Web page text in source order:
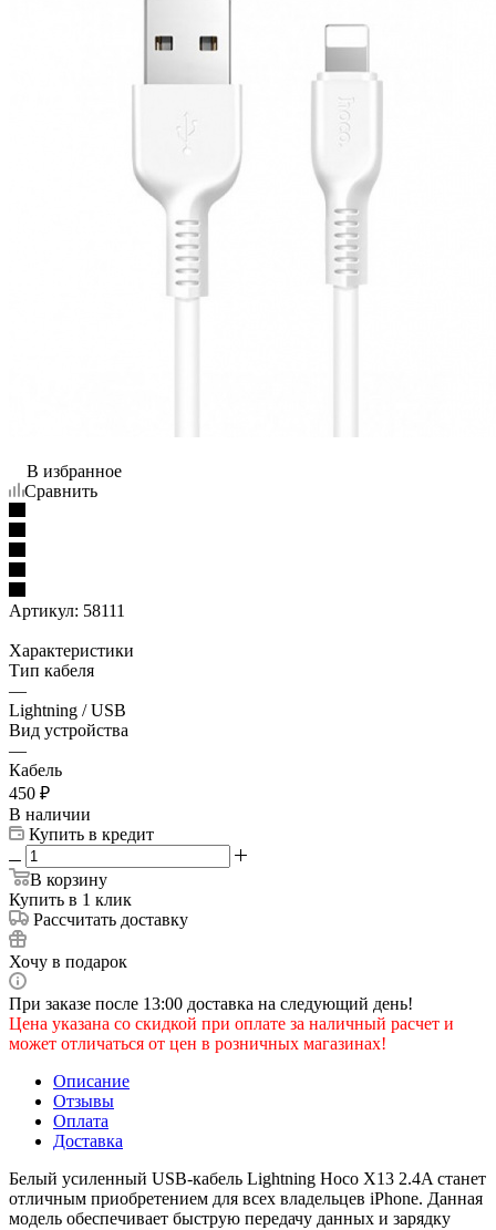
В избранное
Сравнить
Артикул: 58111
Характеристики
Тип кабеля
—
Lightning / USB
Вид устройства
—
Кабель
450 ₽
В наличии
Купить в кредит
В корзину
Купить в 1 клик
Рассчитать доставку
Хочу в подарок
При заказе после 13:00 доставка на следующий день!
Цена указана со скидкой при оплате за наличный расчет и
может отличаться от цен в розничных магазинах!
Описание
Отзывы
Оплата
Доставка
Белый усиленный USB-кабель Lightning Hoco X13 2.4A станет
отличным приобретением для всех владельцев iPhone. Данная
модель обеспечивает быструю передачу данных и зарядку